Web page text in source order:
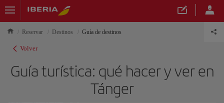
Reservar Destinos Guía de destinos
Volver
Guía turística: qué hacer y ver en
Tánger